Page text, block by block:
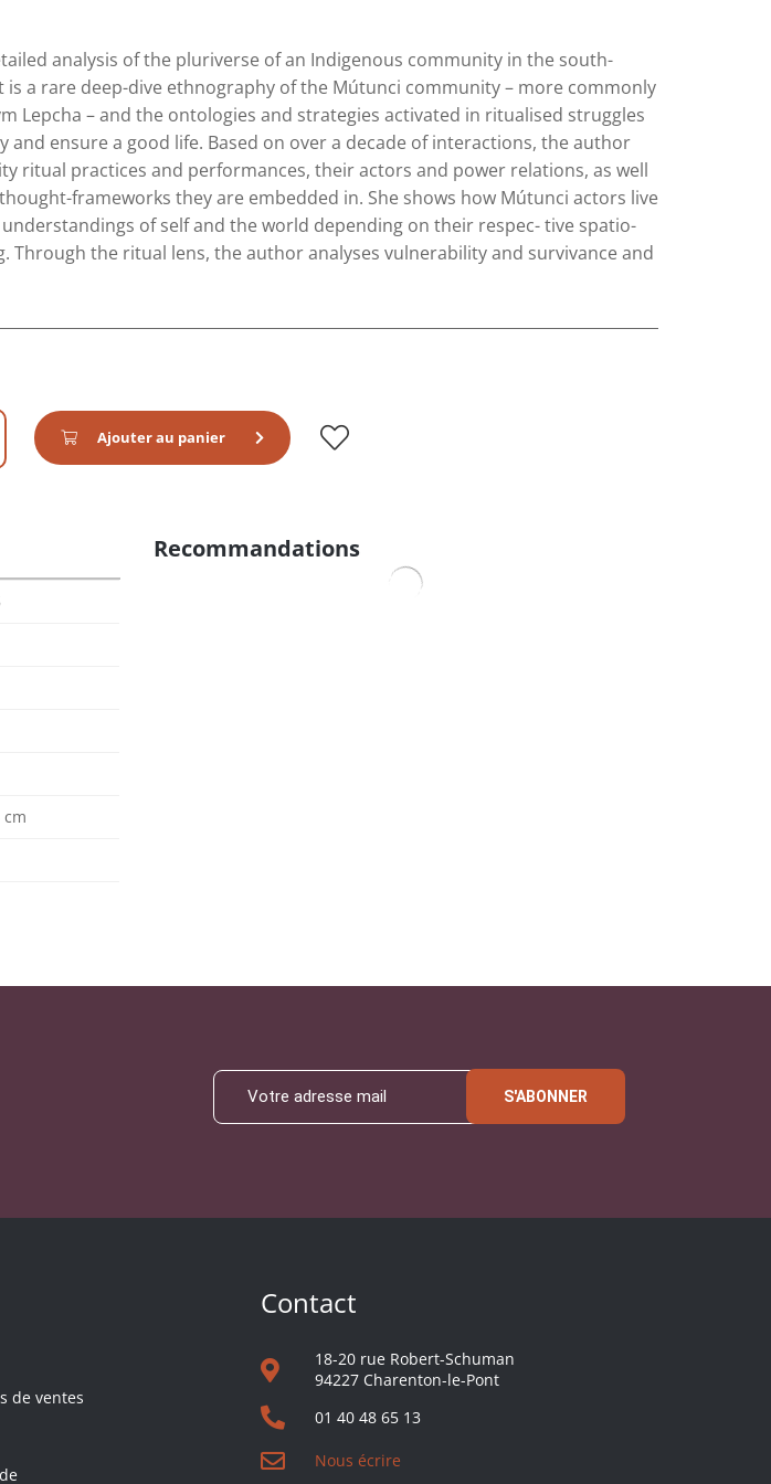
analysis of the pluriverse of an Indigenous community in the south-
is a rare deep-dive ethnography of the Mútunci community – more commonly
Lepcha – and the ontologies and strategies activated in ritualised struggles
and ensure a good life. Based on over a decade of interactions, the author
ritual practices and performances, their actors and power relations, as well
frameworks they are embedded in. She shows how Mútunci actors live
of self and the world depending on their respec- tive spatio-
Through the ritual lens, the author analyses vulnerability and survivance and
Ajouter au panier
cm
Recommandations
S'ABONNER
de ventes
Contact
18-20 rue Robert-Schuman
94227 Charenton-le-Pont
01 40 48 65 13
Nous écrire